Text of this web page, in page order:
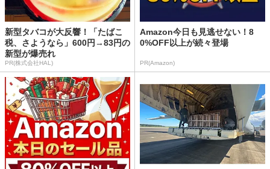
新型タバコが大反響！「たばこ
税、さようなら」600円→83円の
新型が爆売れ
PR(株式会社HAL)
Amazon今日も見逃せない！8
0%OFF以上が続々登場
PR(Amazon)